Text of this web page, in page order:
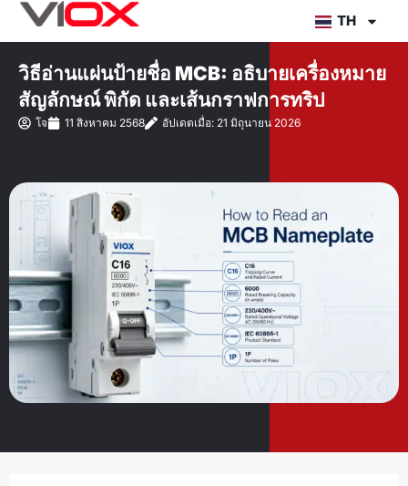
ข้าม
เนื้อหา
TH
วิธีอ่านแผ่นป้ายชื่อ MCB: อธิบายเครื่องหมาย
สัญลักษณ์ พิกัด และเส้นกราฟการทริป
โจ 11 สิงหาคม 2568 อัปเดตเมื่อ: 21 มิถุนายน 2026